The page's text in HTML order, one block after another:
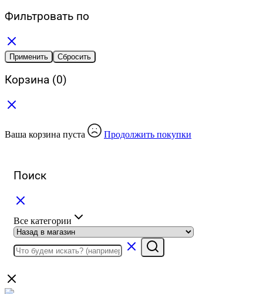
Фильтровать по
Применить Сбросить
Корзина (0)
Ваша корзина пуста Продолжить покупки
Поиск
Все категории